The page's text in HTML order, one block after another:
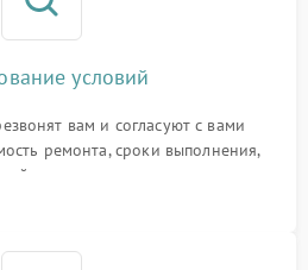
условий
вам и согласуют с вами
ремонта, сроки выполнения,
условия